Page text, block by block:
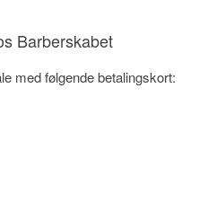
Barberskabet
med følgende betalingskort: